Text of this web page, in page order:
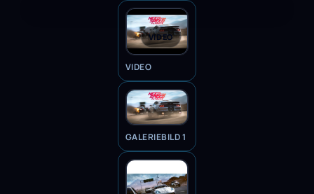
VIDEO
VIDEO
GALERIEBILD 1